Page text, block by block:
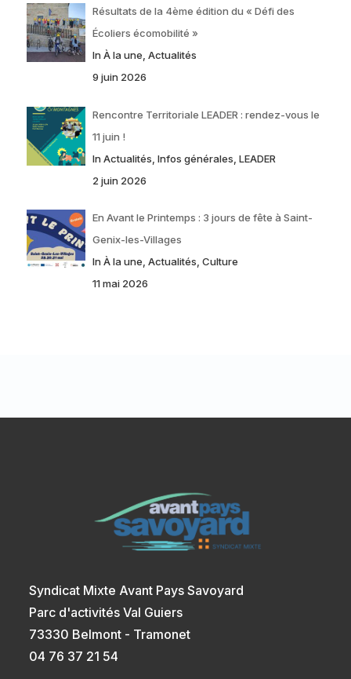
Résultats de la 4ème édition du « Défi des
Écoliers écomobilité »
In À la une, Actualités
9 juin 2026
Rencontre Territoriale LEADER : rendez-vous le
11 juin !
In Actualités, Infos générales, LEADER
2 juin 2026
En Avant le Printemps : 3 jours de fête à Saint-
Genix-les-Villages
In À la une, Actualités, Culture
11 mai 2026
Syndicat Mixte Avant Pays Savoyard
Parc d'activités Val Guiers
73330 Belmont - Tramonet
04 76 37 21 54